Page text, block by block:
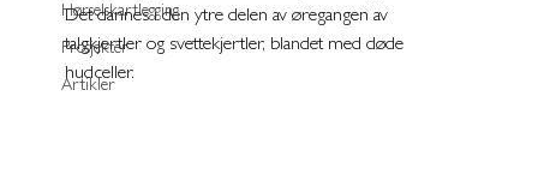
Hørselskartlegging
Prosjekter
Artikler
Det dannes i den ytre delen av øregangen av
talgkjertler og svettekjertler, blandet med døde
hudceller.